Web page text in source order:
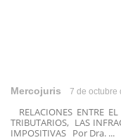
Mercojuris 7 de octubre
RELACIONES ENTRE
TRIBUTARIOS, LAS
IMPOSITIVAS Por Dra. ...